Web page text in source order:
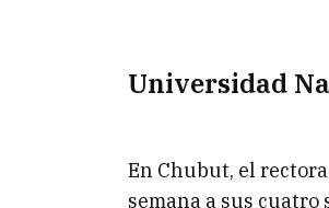
Universidad
En Chubut, el
semana a sus cuatro